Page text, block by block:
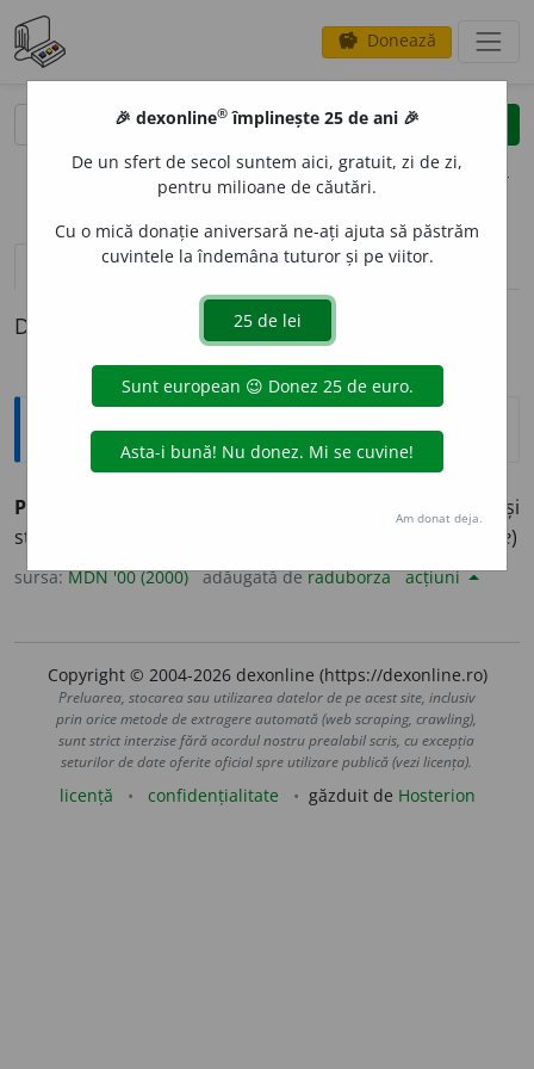
savings Donează
clear
opțiuni
definiții (1) pronunțievolume_up (50)
Definiția cu ID-ul 481470:
Explicative DEX
PARTICIP
a lua parte (la ceva); a împărtăși
starea sufletească a cuiva. (<
participare)
sursa:MDN '00 (2000) adăugată deraduborza acțiuni
Copyright © 2004-2026 dexonline (https://dexonline.ro)
Preluarea, stocarea sau utilizarea datelor de pe acest site, inclusiv
prin orice metode de extragere automată (web scraping, crawling),
sunt strict interzise fără acordul nostru prealabil scris, cu excepția
seturilor de date oferite oficial spre utilizare publică (vezi licența).
licență confidențialitate găzduit de Hosterion
🎉 dexonline® împlinește 25 de ani 🎉
De un sfert de secol suntem aici, gratuit, zi de zi,
pentru milioane de căutări.
Cu o mică donație aniversară ne-ați ajuta să păstrăm
cuvintele la îndemâna tuturor și pe viitor.
Am donat deja.